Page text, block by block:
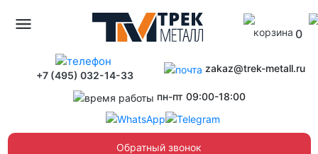
0
+7 (495) 032-14-33
zakaz@trek-metall.ru
пн-пт 09:00-18:00
Обратный звонок